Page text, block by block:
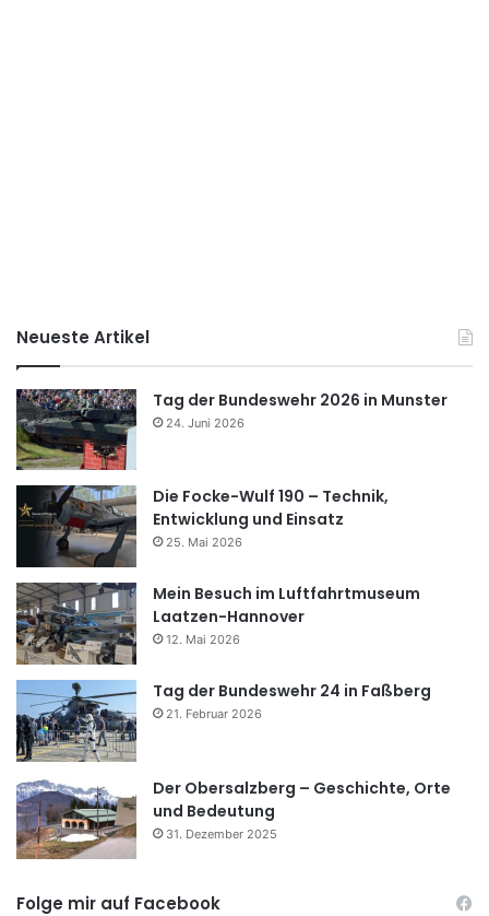
Neueste Artikel
Tag der Bundeswehr 2026 in Munster
24. Juni 2026
Die Focke-Wulf 190 – Technik,
Entwicklung und Einsatz
25. Mai 2026
Mein Besuch im Luftfahrtmuseum
Laatzen-Hannover
12. Mai 2026
Tag der Bundeswehr 24 in Faßberg
21. Februar 2026
Der Obersalzberg – Geschichte, Orte
und Bedeutung
31. Dezember 2025
Folge mir auf Facebook